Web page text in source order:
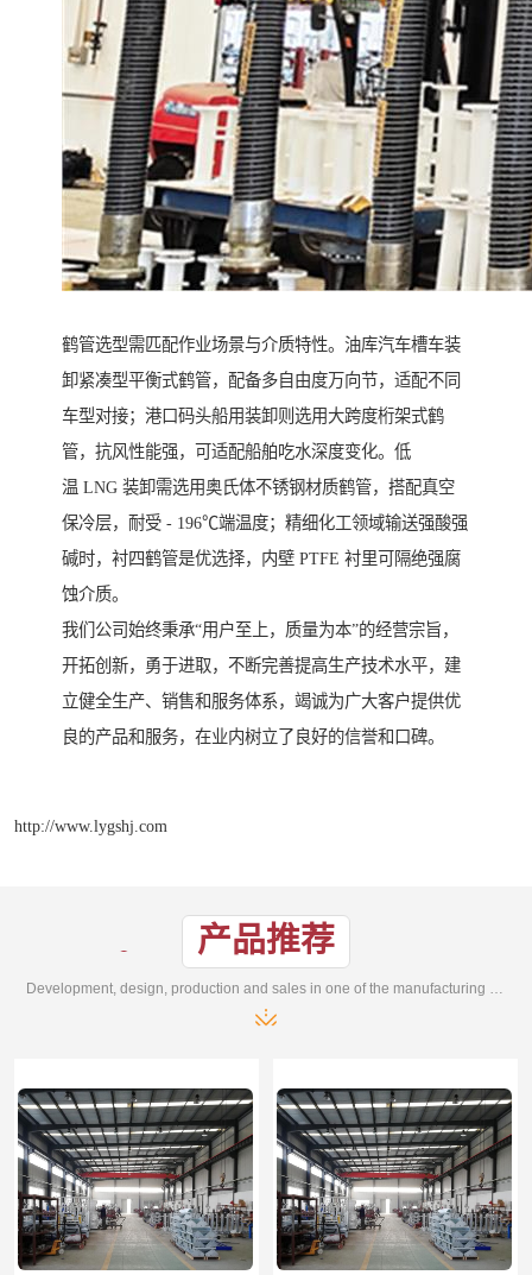
鹤管选型需匹配作业场景与介质特性。油库汽车槽车装
卸紧凑型平衡式鹤管，配备多自由度万向节，适配不同
车型对接；港口码头船用装卸则选用大跨度桁架式鹤
管，抗风性能强，可适配船舶吃水深度变化。低
温 LNG 装卸需选用奥氏体不锈钢材质鹤管，搭配真空
保冷层，耐受 - 196℃端温度；精细化工领域输送强酸强
碱时，衬四鹤管是优选择，内壁 PTFE 衬里可隔绝强腐
蚀介质。
我们公司始终秉承“用户至上，质量为本”的经营宗旨，
开拓创新，勇于进取，不断完善提高生产技术水平，建
立健全生产、销售和服务体系，竭诚为广大客户提供优
良的产品和服务，在业内树立了良好的信誉和口碑。
http://www.lygshj.com
产品推荐